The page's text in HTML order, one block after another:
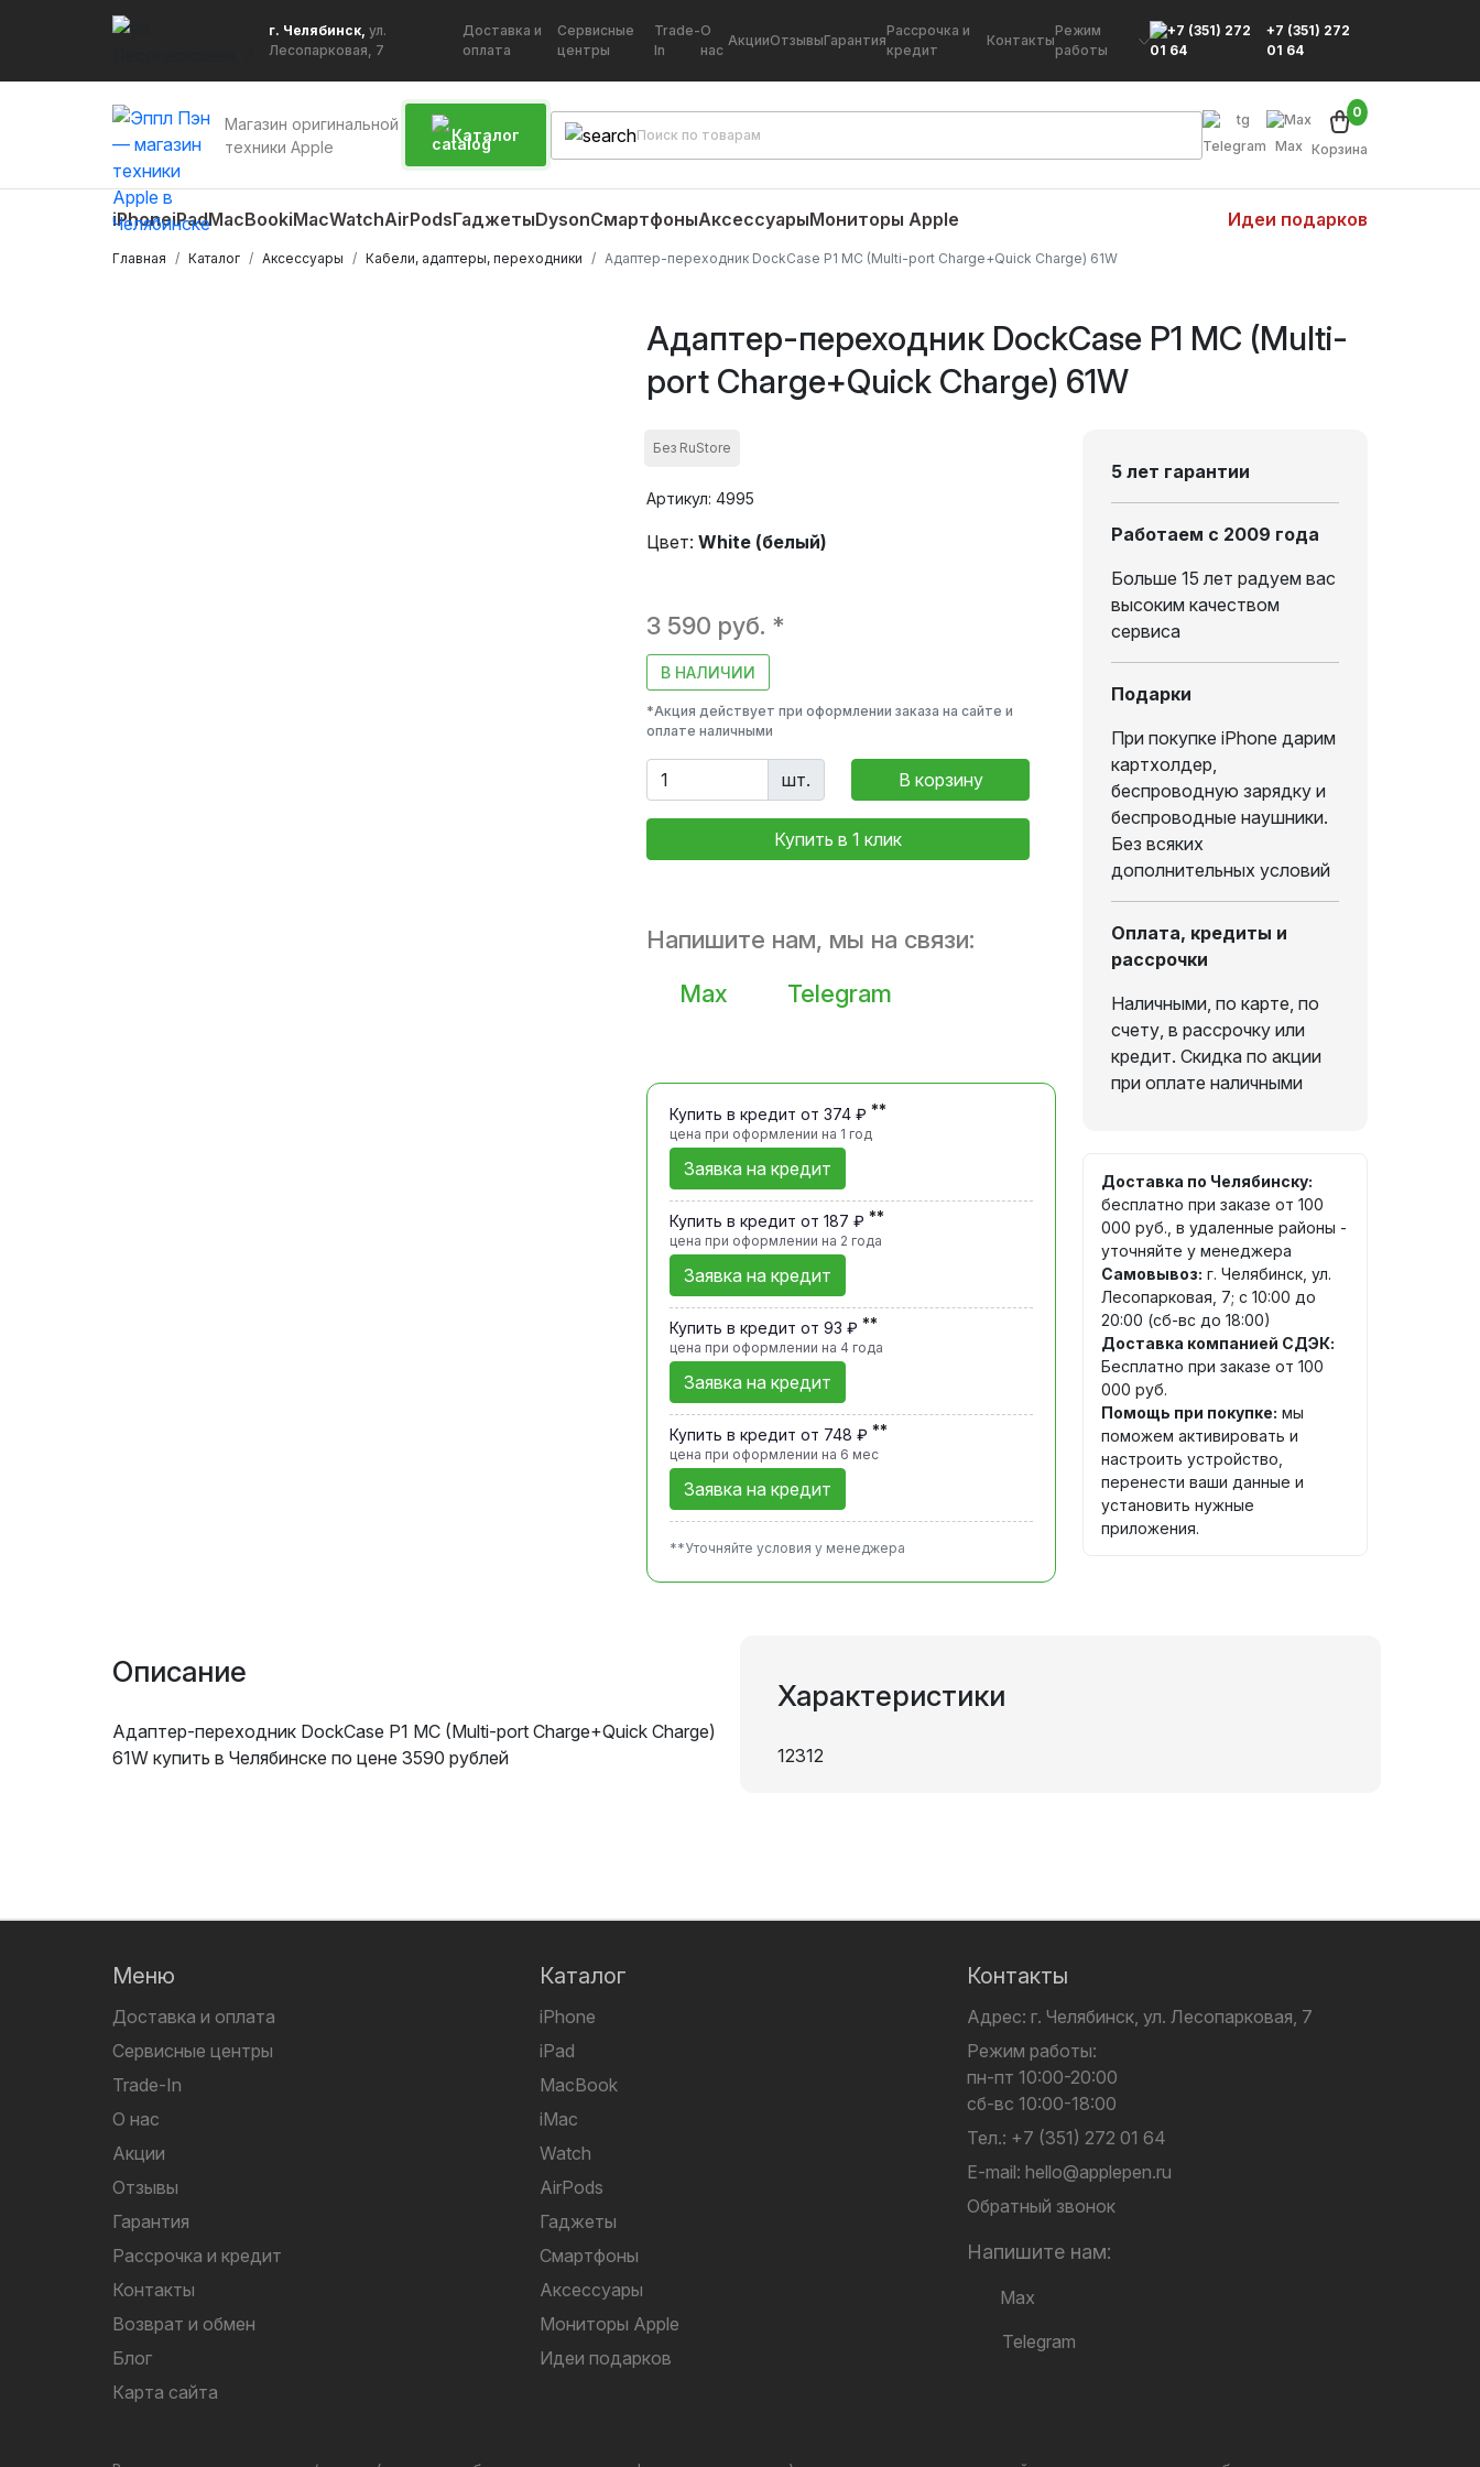
г. Челябинск, ул.
Лесопарковая, 7
Доставка и
оплата
Сервисные
центры
Trade-
In
О
нас
АкцииОтзывыГарантия
Рассрочка и
кредит
Контакты
Режим
работы
+7 (351) 272
01 64
Магазин оригинальной
техники Apple
Каталог
Telegram Max Корзина
0
iPhoneiPadMacBookiMacWatchAirPodsГаджетыDysonСмартфоныАксессуарыМониторы Apple Идеи подарков
Главная Каталог Аксессуары Кабели, адаптеры, переходники Адаптер-переходник DockCase P1 MC (Multi-port Charge+Quick Charge) 61W
Адаптер-переходник DockCase P1 MC (Multi-
port Charge+Quick Charge) 61W
Без RuStore
Артикул: 4995
Цвет: White (белый)
3 590 руб. *
В НАЛИЧИИ
*Акция действует при оформлении заказа на сайте и
оплате наличными
шт. В корзину
Купить в 1 клик
Напишите нам, мы на связи:
Max
Telegram
Купить в кредит от 374 ₽ **
цена при оформлении на 1 год
Заявка на кредит
Купить в кредит от 187 ₽ **
цена при оформлении на 2 года
Заявка на кредит
Купить в кредит от 93 ₽ **
цена при оформлении на 4 года
Заявка на кредит
Купить в кредит от 748 ₽ **
цена при оформлении на 6 мес
Заявка на кредит
**Уточняйте условия у менеджера
5 лет гарантии
Работаем с 2009 года
Больше 15 лет радуем вас
высоким качеством
сервиса
Подарки
При покупке iPhone дарим
картхолдер,
беспроводную зарядку и
беспроводные наушники.
Без всяких
дополнительных условий
Оплата, кредиты и
рассрочки
Наличными, по карте, по
счету, в рассрочку или
кредит. Скидка по акции
при оплате наличными
Доставка по Челябинску:
бесплатно при заказе от 100
000 руб., в удаленные районы -
уточняйте у менеджера
Самовывоз: г. Челябинск, ул.
Лесопарковая, 7; с 10:00 до
20:00 (сб-вс до 18:00)
Доставка компанией СДЭК:
Бесплатно при заказе от 100
000 руб.
Помощь при покупке: мы
поможем активировать и
настроить устройство,
перенести ваши данные и
установить нужные
приложения.
Описание
Адаптер-переходник DockCase P1 MC (Multi-port Charge+Quick Charge)
61W купить в Челябинске по цене 3590 рублей
Характеристики
12312
Меню
Доставка и оплата
Сервисные центры
Trade-In
О нас
Акции
Отзывы
Гарантия
Рассрочка и кредит
Контакты
Возврат и обмен
Блог
Карта сайта
Каталог
iPhone
iPad
MacBook
iMac
Watch
AirPods
Гаджеты
Смартфоны
Аксессуары
Мониторы Apple
Идеи подарков
Контакты
Адрес: г. Челябинск, ул. Лесопарковая, 7
Режим работы:
пн-пт 10:00-20:00
сб-вс 10:00-18:00
Тел.: +7 (351) 272 01 64
E-mail: hello@applepen.ru
Обратный звонок
Напишите нам:
Max
Telegram